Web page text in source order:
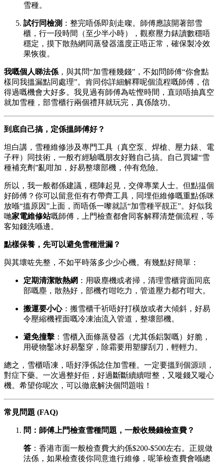
雪種。
試行同檢測 ：整完唔係即刻走㗎。師傅應該開著部雪
櫃，行一段時間（至少半小時），觀察壓力錶讀數穩唔
穩定，摸下散熱網同蒸發器溫度正唔正常，確保製冷效
果恢復。
我嘅個人睇法係 ，與其問“加雪種幾錢”，不如問師傅“你會點
樣同我搵漏點同處理”。肯同你詳細解釋呢個流程嘅師傅，信
得過嘅機會大好多。我見過有師傅為咗慳時間，直頭唔抽真空
就加雪種，部雪櫃行兩個禮拜就玩完，真係陰功。
到底自己搞，定係搵師傅好？
坦白講，雪種維修涉及專門工具（真空泵、焊槍、壓力錶、電
子秤）同技術，一般冇經驗嘅朋友好難自己搞。自己買罐“雪
種補充劑”亂咁加，好易整壞部機，仲有危險。
所以，我一般都係建議，穩陣起見，交俾專業人士。但點揾個
好師傅？你可以留意佢有冇帶齊工具，同埋佢維修嘅重點係咪
放喺“搵原因”上面，而唔係一嚟就話“加雪種平靚正”。好似我
哋家電維修站嘅師傅，上門檢查都會同客解釋清楚個流程，等
客知錢洗喺邊。
點樣保養，先可以避免雪種泄漏？
與其壞咗先整，不如平時落多少少心機。有幾點好簡單：
定期清潔散熱網 ：用吸塵機或者掃，清理雪櫃背面同底
部嘅塵，散熱好，部機冇咁吃力，管道壓力都冇咁大。
搬運要小心：搬雪櫃千祈唔好打橫放或者大傾斜，好易
令壓縮機裡面嘅冷凍油流入管道，整壞部機。
避免撞擊 ：雪櫃入面條蒸發器（尤其係鋁製嘅）好脆，
用硬物鑿冰好易鑿穿，除霜要用塑膠刮刀，輕輕力。
總之，雪櫃唔凍，唔好淨係諗住加雪種。一定要搵到個源頭，
對症下藥。一次過整好佢，好過斷斷續續咁整，又嘥錢又嘥心
機。希望你呢次，可以徹底解決個問題啦！
常見問題 (FAQ)
問：師傅上門檢查雪種問題，一般收幾錢檢查費？
答 ：香港市面一般檢查費大約係$200-$500左右。正規做
法係，如果檢查後你同意進行維修，呢筆檢查費會喺總